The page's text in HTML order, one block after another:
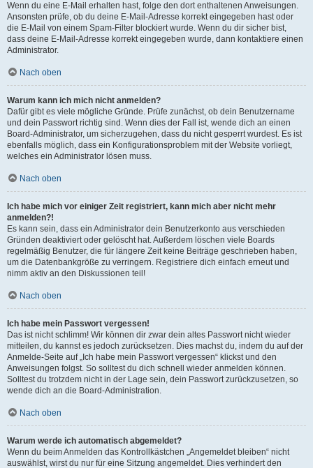
Wenn du eine E-Mail erhalten hast, folge den dort enthaltenen Anweisungen.
Ansonsten prüfe, ob du deine E-Mail-Adresse korrekt eingegeben hast oder
die E-Mail von einem Spam-Filter blockiert wurde. Wenn du dir sicher bist,
dass deine E-Mail-Adresse korrekt eingegeben wurde, dann kontaktiere einen
Administrator.
Nach oben
Warum kann ich mich nicht anmelden?
Dafür gibt es viele mögliche Gründe. Prüfe zunächst, ob dein Benutzername
und dein Passwort richtig sind. Wenn dies der Fall ist, wende dich an einen
Board-Administrator, um sicherzugehen, dass du nicht gesperrt wurdest. Es ist
ebenfalls möglich, dass ein Konfigurationsproblem mit der Website vorliegt,
welches ein Administrator lösen muss.
Nach oben
Ich habe mich vor einiger Zeit registriert, kann mich aber nicht mehr
anmelden?!
Es kann sein, dass ein Administrator dein Benutzerkonto aus verschieden
Gründen deaktiviert oder gelöscht hat. Außerdem löschen viele Boards
regelmäßig Benutzer, die für längere Zeit keine Beiträge geschrieben haben,
um die Datenbankgröße zu verringern. Registriere dich einfach erneut und
nimm aktiv an den Diskussionen teil!
Nach oben
Ich habe mein Passwort vergessen!
Das ist nicht schlimm! Wir können dir zwar dein altes Passwort nicht wieder
mitteilen, du kannst es jedoch zurücksetzen. Dies machst du, indem du auf der
Anmelde-Seite auf „Ich habe mein Passwort vergessen“ klickst und den
Anweisungen folgst. So solltest du dich schnell wieder anmelden können.
Solltest du trotzdem nicht in der Lage sein, dein Passwort zurückzusetzen, so
wende dich an die Board-Administration.
Nach oben
Warum werde ich automatisch abgemeldet?
Wenn du beim Anmelden das Kontrollkästchen „Angemeldet bleiben“ nicht
auswählst, wirst du nur für eine Sitzung angemeldet. Dies verhindert den